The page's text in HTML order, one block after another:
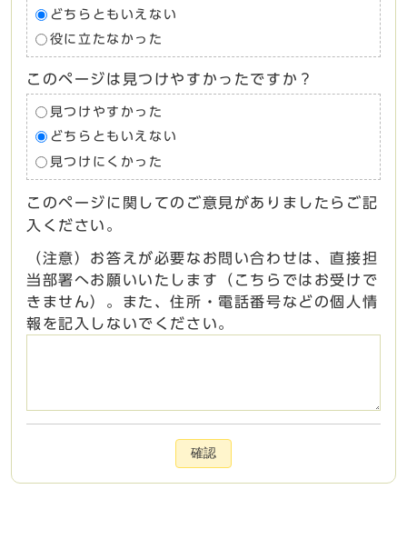
どちらともいえない
役に立たなかった
このページは見つけやすかったですか？
見つけやすかった
どちらともいえない
見つけにくかった
このページに関してのご意見がありましたらご記
入ください。
（注意）お答えが必要なお問い合わせは、直接担
当部署へお願いいたします（こちらではお受けで
きません）。また、住所・電話番号などの個人情
報を記入しないでください。
確認